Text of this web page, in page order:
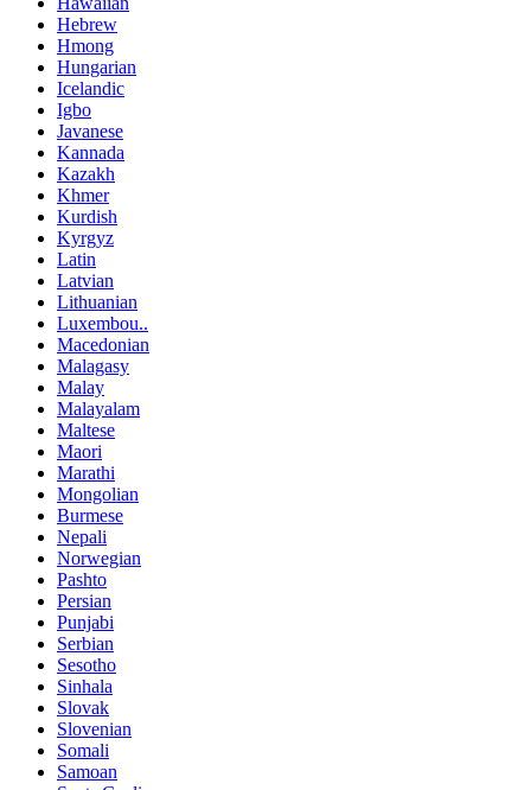
Hebrew
Hmong
Hungarian
Icelandic
Igbo
Javanese
Kannada
Kazakh
Khmer
Kurdish
Kyrgyz
Latin
Latvian
Lithuanian
Luxembou..
Macedonian
Malagasy
Malay
Malayalam
Maltese
Maori
Marathi
Mongolian
Burmese
Nepali
Norwegian
Pashto
Persian
Punjabi
Serbian
Sesotho
Sinhala
Slovak
Slovenian
Somali
Samoan